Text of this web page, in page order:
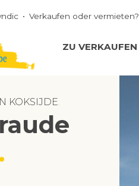
Verkaufen oder vermieten?
ZU VERKAUFEN
KOKSIJDE